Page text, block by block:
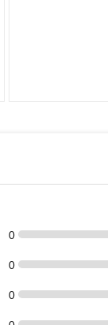
0
0
0